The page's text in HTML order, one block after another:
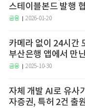
스테이블본드 발행
금융 2026-01-20
카메라 없이 24시
부산은행 앱에서 만
금융 2025-10-30
자체 개발 AI로 유
자증권, 특허 2건 출